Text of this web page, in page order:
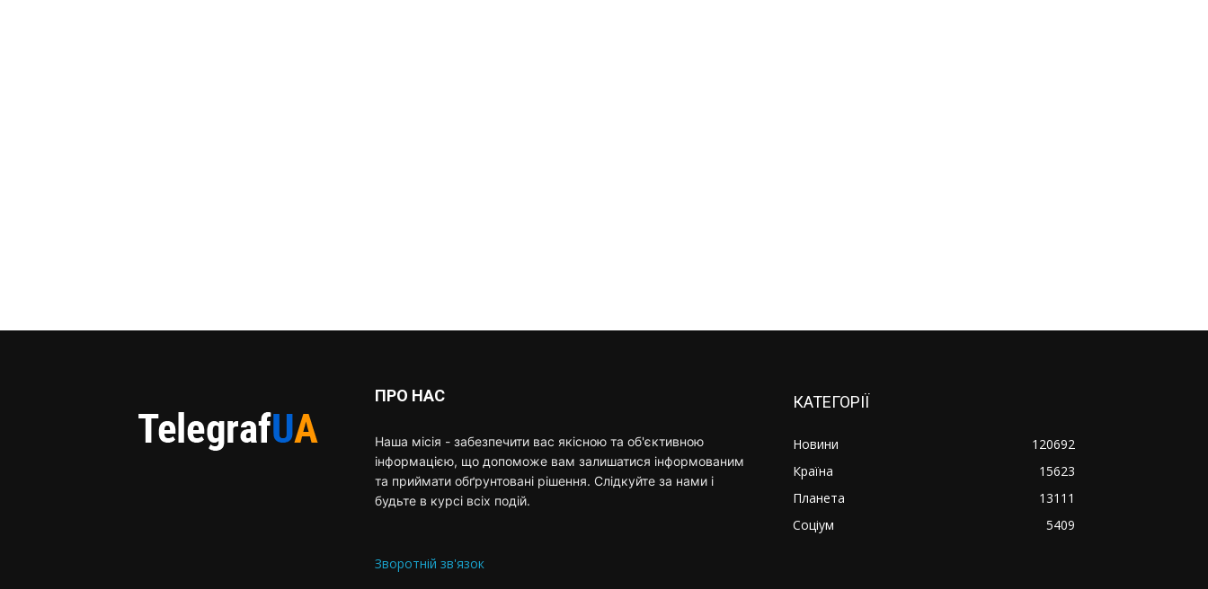
ПРО НАС
Наша місія - забезпечити вас якісною та об'єктивною
інформацією, що допоможе вам залишатися інформованим
та приймати обґрунтовані рішення. Слідкуйте за нами і
будьте в курсі всіх подій.
Зворотній зв'язок
КАТЕГОРІЇ
Новини
120692
Країна
15623
Планета
13111
Соціум
5409